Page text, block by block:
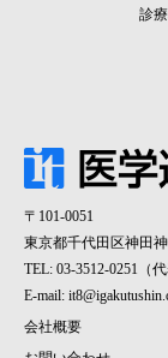
診
〒101-0051
東京都千代田区神田
TEL: 03-3512-0251（
E-mail:
会社概要